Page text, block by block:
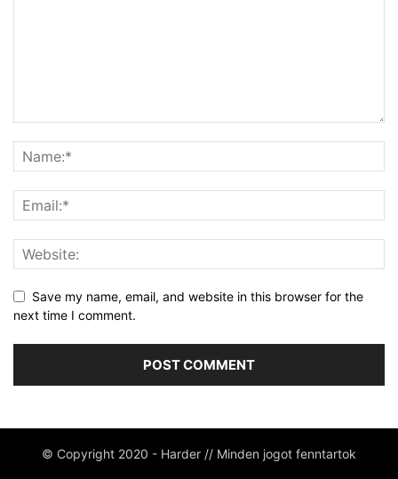
Save my name, email, and website in this browser for the
next time I comment.
© Copyright 2020 - Harder // Minden jogot fenntartok